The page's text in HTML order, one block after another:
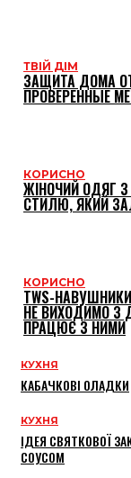
ТВІЙ ДІМ
ЗАЩИТА ДОМА
ПРОВЕРЕННЫЕ
КОРИСНО
ЖІНОЧИЙ ОДЯГ З
СТИЛЮ, ЯКИЙ
КОРИСНО
TWS-
НЕ ВИХОДИМО
ПРАЦЮЄ З НИМИ
КУХНЯ
КАБАЧКОВІ ОЛАДКИ
КУХНЯ
ІДЕЯ СВЯТКОВОЇ
СОУСОМ